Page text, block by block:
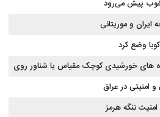
خوب پیش می‌رود
ایران و موریتانی
وضع کرد
های خورشیدی کوچک مقیاس یا شناور روی
امنیتی در عراق
تنگه هرمز